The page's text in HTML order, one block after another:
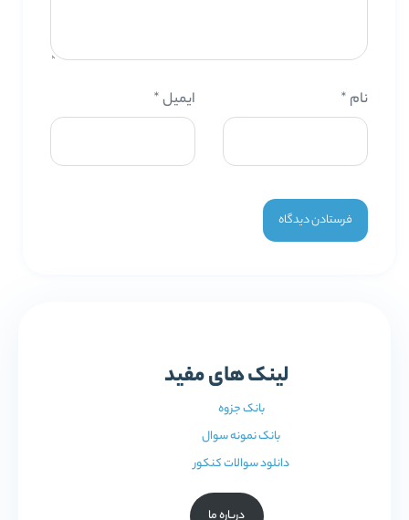
نام * ایمیل*
لینک های مفید
بانک جزوه
بانک نمونه سوال
دانلود سوالات کنکور
درباره ما